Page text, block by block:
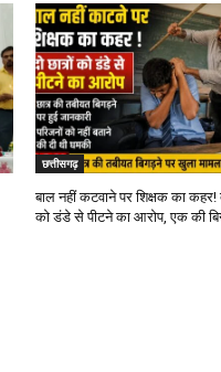
छत्तीसगढ़
बाल नहीं कटवाने पर शिक्षक का कहर!
को डंडे से पीटने का आरोप, एक की